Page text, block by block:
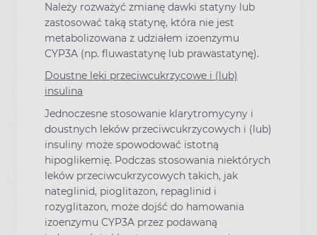
Należy rozważyć zmianę dawki statyny lub
zastosować taką statynę, która nie jest
metabolizowana z udziałem izoenzymu
CYP3A (np. fluwastatynę lub prawastatynę).
Doustne leki przeciwcukrzycowe i (lub)
insulina
Jednoczesne stosowanie klarytromycyny i
doustnych leków przeciwcukrzycowych i (lub)
insuliny może spowodować istotną
hipoglikemię. Podczas stosowania niektórych
leków przeciwcukrzycowych takich, jak
nateglinid, pioglitazon, repaglinid i
rozyglitazon, może dojść do hamowania
izoenzymu CYP3A przez podawaną